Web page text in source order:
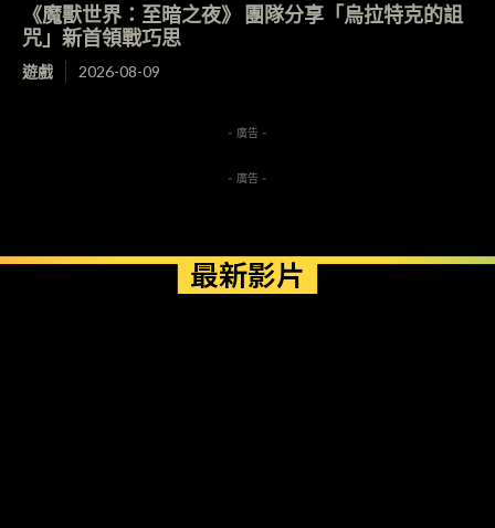
《魔獸世界：至暗之夜》 團隊分享「烏拉特克的詛
咒」新首領戰巧思
遊戲 2026-08-09
- 廣告 -
- 廣告 -
最新影片